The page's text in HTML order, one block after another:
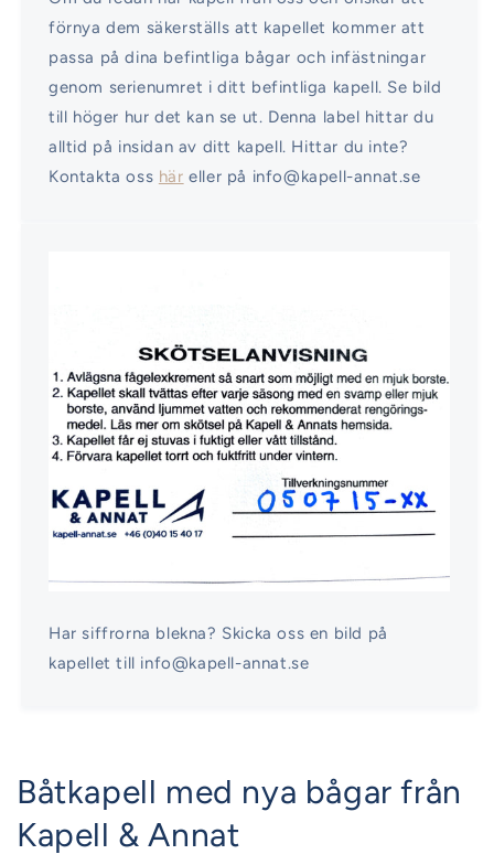
förnya dem säkerställs att kapellet kommer att
passa på dina befintliga bågar och infästningar
genom serienumret i ditt befintliga kapell. Se bild
till höger hur det kan se ut. Denna label hittar du
alltid på insidan av ditt kapell. Hittar du inte?
Kontakta oss här eller på info@kapell-annat.se
Har siffrorna blekna? Skicka oss en bild på
kapellet till info@kapell-annat.se
Båtkapell med nya bågar från
Kapell & Annat